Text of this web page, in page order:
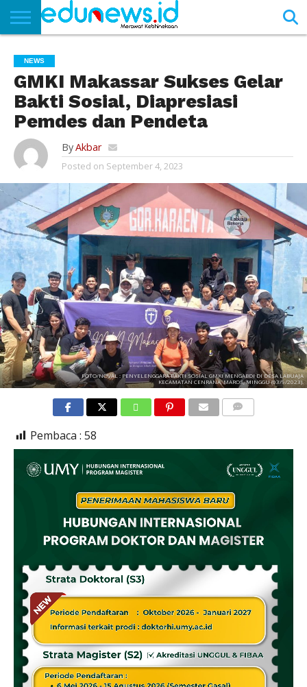
NEWS
EDUNEWS
LITERASI
PUSTAKA
SOSOK
TEKNO
KHASANAH
SASTRA
NEWS
GMKI Makassar Sukses Gelar
Bakti Sosial, Diapresiasi
Pemdes dan Pendeta
ByAkbar
Posted on September 4, 2023
FOTO/NOVAL : PENYELENGGARA BAKTI SOSIAL GMKI MENGABDI DI DESA LABUAJA
KECAMATAN CENRANA, MAROS, MINGGU (03/9/2023).
Pembaca : 58